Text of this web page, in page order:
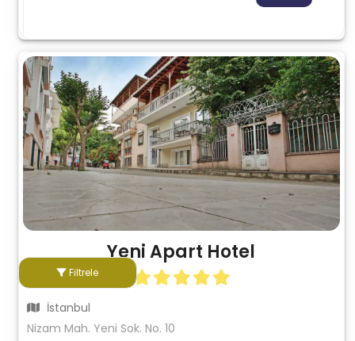
Filtrele
Yeni Apart Hotel
İstanbul
Nizam Mah. Yeni Sok. No. 10